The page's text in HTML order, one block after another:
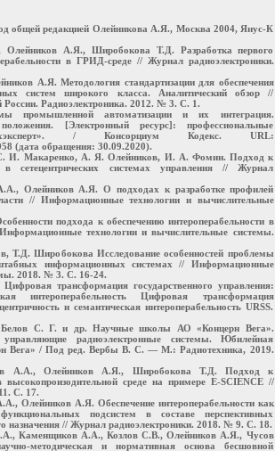
общей редакцией Олейникова А.Я., Москва 2004, Янус-К
А.Я., Широбокова Т.Д. Разработка первого
в ГРИД-среде // Журнал радиоэлектроники.
А.Я. Методология стандартизации для обеспечения
систем широкого класса. Аналитический обзор //
Радиоэлектроника. 2012. № 3. С. 1.
автоматизации и их интеграция.
[Электронный ресурс]: профессиональные
/ Консорциум Кодекс. URL:
(дата обращения: 30.09.2020).
И. Макаренко, А. Я. Олейников, И. А. Фомин. Подход к
в сетецентрических системах управления // Журнал
Олейников А.Я. О подходах к разработке профилей
// Информационные технологии и вычислительные
подхода к обеспечению интероперабельности в
технологии и вычислительные системы.
Широбокова Исследование особенностей проблемы
информационных системах // Информационные
2018. № 3. С. 16-24.
трансформация государственного управления:
интероперабельность Цифровая трансформация
и семантическая интероперабельность URSS.
С. Г. и др. Научные школы АО «Концерн Вега».
радиоэлектронные системы. Юбилейная
Вега» / Под ред. Вербы В. С. — М.: Радиотехника, 2019.
А.А., Олейников А.Я., Широбокова Т.Д. Подход к
высокопроизодительной среде на примере E-SCIENCE //
С. 17.
Олейников А.Я. Обеспечение интероперабельности как
подсистем в составе перспективных
назначения // Журнал радиоэлектроники. 2018. № 9. С. 18.
Каменщиков А.А., Козлов С.В., Олейников А.Я., Чусов
методическая и нормативная основа бесшовной